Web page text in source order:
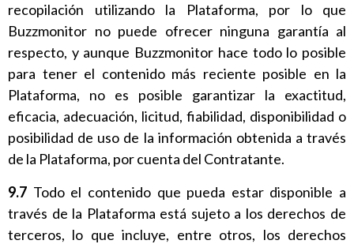
recopilación utilizando la Plataforma, por lo que
Buzzmonitor no puede ofrecer ninguna garantía al
respecto, y aunque Buzzmonitor hace todo lo posible
para tener el contenido más reciente posible en la
Plataforma, no es posible garantizar la exactitud,
eficacia, adecuación, licitud, fiabilidad, disponibilidad o
posibilidad de uso de la información obtenida a través
de la Plataforma, por cuenta del Contratante.
9.7 Todo el contenido que pueda estar disponible a
través de la Plataforma está sujeto a los derechos de
terceros, lo que incluye, entre otros, los derechos